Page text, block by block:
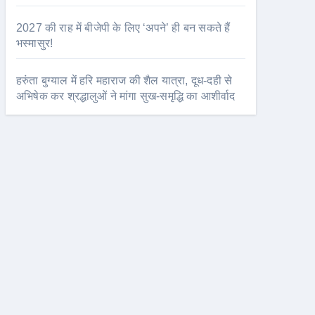
2027 की राह में बीजेपी के लिए ‘अपने’ ही बन सकते हैं
भस्मासुर!
हरुंता बुग्याल में हरि महाराज की शैल यात्रा, दूध-दही से
अभिषेक कर श्रद्धालुओं ने मांगा सुख-समृद्धि का आशीर्वाद